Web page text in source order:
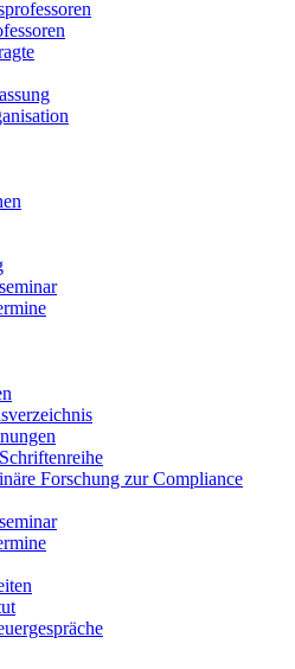
Forschung zur Compliance